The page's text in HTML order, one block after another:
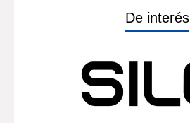
De interés